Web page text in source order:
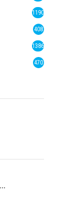
1190
408
1386
470